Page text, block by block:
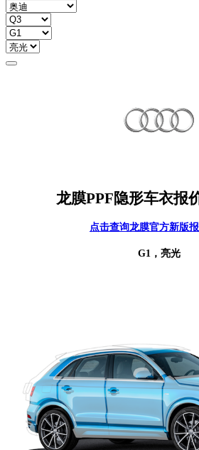
龙膜PPF隐形车衣报
点击查询龙膜官方新版
G1，亮光